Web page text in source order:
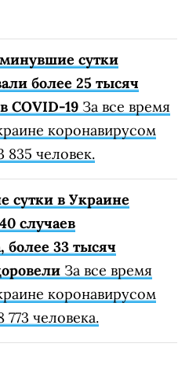
сутки
более 25 тысяч
COVID-19 За все время
коронавирусом
835 человек.
сутки в Украине
случаев
более 33 тысяч
За все время
коронавирусом
773 человека.